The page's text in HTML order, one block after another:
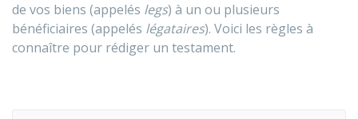
de vos biens (appelés legs) à un ou plusieurs
bénéficiaires (appelés légataires). Voici les règles à
connaître pour rédiger un testament.